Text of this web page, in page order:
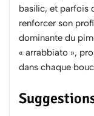
basilic, et parfois
renforcer son
dominante du
« arrabbiato »,
dans chaque